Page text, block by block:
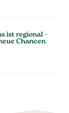
ist regional –
Chancen